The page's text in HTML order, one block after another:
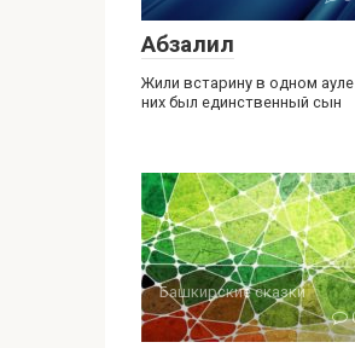
Абзалил
Жили встарину в одном ауле
них был единственный сын
Башкирские сказки